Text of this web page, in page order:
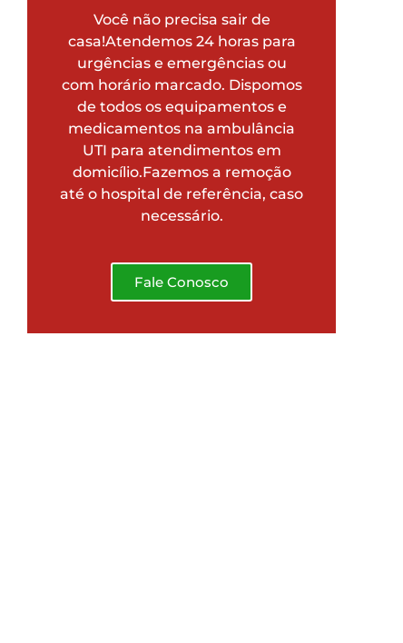
Você não precisa sair de
casa!Atendemos 24 horas para
urgências e emergências ou
com horário marcado. Dispomos
de todos os equipamentos e
medicamentos na ambulância
UTI para atendimentos em
domicílio.Fazemos a remoção
até o hospital de referência, caso
necessário.
Fale Conosco